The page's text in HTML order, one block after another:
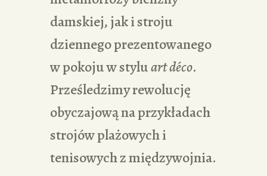
damskiej, jak i stroju
dziennego prezentowanego
w pokoju w styluart déco.
Prześledzimy rewolucję
obyczajową na przykładach
strojów plażowych i
tenisowych z międzywojnia.